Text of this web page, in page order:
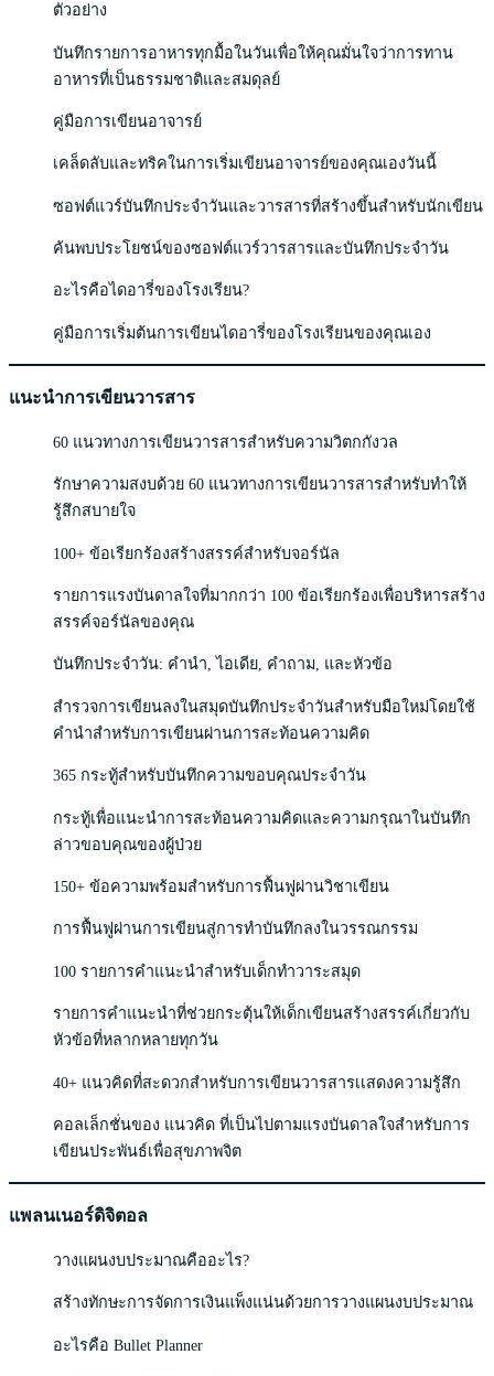
ตัวอย่าง
บันทึกรายการอาหารทุกมื้อในวันเพื่อให้คุณมั่นใจว่าการทาน
อาหารที่เป็นธรรมชาติและสมดุลย์
คู่มือการเขียนอาจารย์
เคล็ดลับและทริคในการเริ่มเขียนอาจารย์ของคุณเองวันนี้
ซอฟต์แวร์บันทึกประจำวันและวารสารที่สร้างขึ้นสำหรับนักเขียน
ค้นพบประโยชน์ของซอฟต์แวร์วารสารและบันทึกประจำวัน
อะไรคือไดอารี่ของโรงเรียน?
คู่มือการเริ่มต้นการเขียนไดอารี่ของโรงเรียนของคุณเอง
แนะนำการเขียนวารสาร
60 แนวทางการเขียนวารสารสำหรับความวิตกกังวล
รักษาความสงบด้วย 60 แนวทางการเขียนวารสารสำหรับทำให้
รู้สึกสบายใจ
100+ ข้อเรียกร้องสร้างสรรค์สำหรับจอร์นัล
รายการแรงบันดาลใจที่มากกว่า 100 ข้อเรียกร้องเพื่อบริหารสร้าง
สรรค์จอร์นัลของคุณ
บันทึกประจำวัน: คำนำ, ไอเดีย, คำถาม, และหัวข้อ
สำรวจการเขียนลงในสมุดบันทึกประจำวันสำหรับมือใหม่โดยใช้
คำนำสำหรับการเขียนผ่านการสะท้อนความคิด
365 กระทู้สำหรับบันทึกความขอบคุณประจำวัน
กระทู้เพื่อแนะนำการสะท้อนความคิดและความกรุณาในบันทึก
ล่าวขอบคุณของผู้ป่วย
150+ ข้อความพร้อมสำหรับการฟื้นฟูผ่านวิชาเขียน
การฟื้นฟูผ่านการเขียนสู่การทำบันทึกลงในวรรณกรรม
100 รายการคำแนะนำสำหรับเด็กทำวาระสมุด
รายการคำแนะนำที่ช่วยกระตุ้นให้เด็กเขียนสร้างสรรค์เกี่ยวกับ
หัวข้อที่หลากหลายทุกวัน
40+ แนวคิดที่สะดวกสำหรับการเขียนวารสารเเสดงความรู้สึก
คอลเล็กชั่นของ แนวคิด ที่เป็นไปตามแรงบันดาลใจสำหรับการ
เขียนประพันธ์เพื่อสุขภาพจิต
แพลนเนอร์ดิจิตอล
วางแผนงบประมาณคืออะไร?
สร้างทักษะการจัดการเงินแพ็งแน่นด้วยการวางแผนงบประมาณ
อะไรคือ Bullet Planner